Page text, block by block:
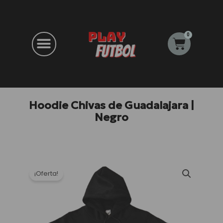
0
Carrito
Hoodie Chivas de Guadalajara |
Negro
¡Oferta!